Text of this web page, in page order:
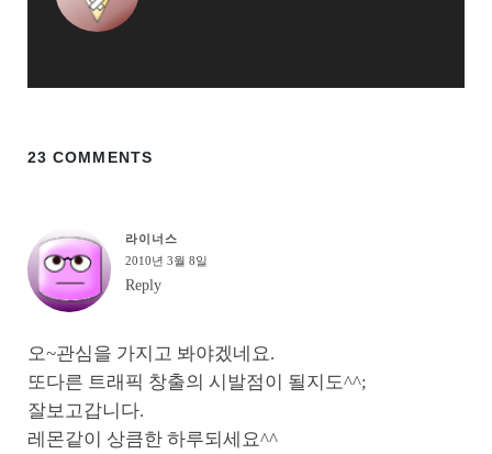
23 COMMENTS
라이너스
2010년 3월 8일
Reply
오~관심을 가지고 봐야겠네요.
또다른 트래픽 창출의 시발점이 될지도^^;
잘보고갑니다.
레몬같이 상큼한 하루되세요^^